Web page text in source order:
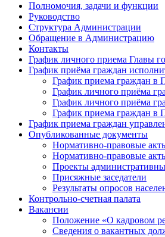
Полномочия, задачи и функции
Руководство
Структура Администрации
Обращение в Администрацию
Контакты
График личного приема Главы
График приёма граждан
График приема граждан в
График личного приёма
График личного приёма
График приема граждан в
График приема граждан
Опубликованные документы
Нормативно-правовые
Нормативно-правовые
Проекты
Присяжные заседатели
Результаты опросов
Контрольно-счетная палата
Вакансии
Положение «О кадровом
Сведения о вакантных